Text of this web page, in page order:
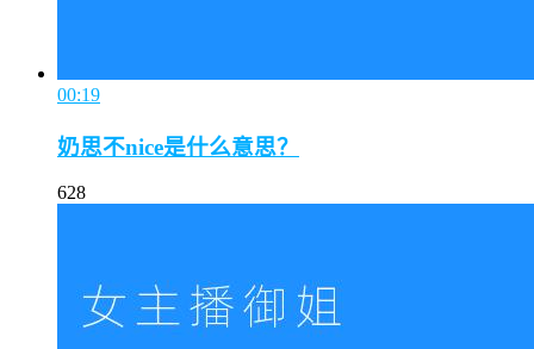
00:19
奶思不nice是什么意思？
628